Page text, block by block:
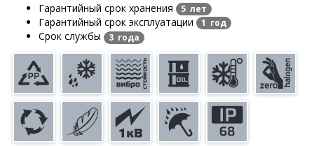
Гарантийный срок хранения 5 лет
Гарантийный срок эксплуатации 1 год
Срок службы 3 года